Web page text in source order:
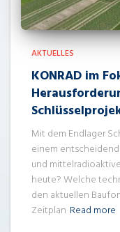
AKTUELLES
KONRAD im
Mit dem Endlager
einem
und
heute? Welche
den aktuellen
Zeitplan Read more